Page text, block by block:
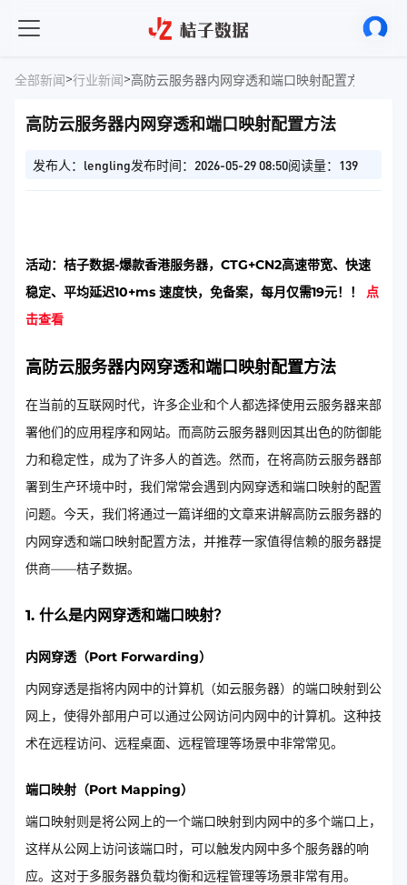
全部新闻>行业新闻>高防云服务器内网穿透和端口映射配置方法
高防云服务器内网穿透和端口映射配置方法
发布人：lengling发布时间：2026-05-29 08:50阅读量：139
活动：桔子数据-爆款香港服务器，CTG+CN2高速带宽、快速
稳定、平均延迟10+ms 速度快，免备案，每月仅需19元！！ 点
击查看
高防云服务器内网穿透和端口映射配置方法
在当前的互联网时代，许多企业和个人都选择使用云服务器来部
署他们的应用程序和网站。而高防云服务器则因其出色的防御能
力和稳定性，成为了许多人的首选。然而，在将高防云服务器部
署到生产环境中时，我们常常会遇到内网穿透和端口映射的配置
问题。今天，我们将通过一篇详细的文章来讲解高防云服务器的
内网穿透和端口映射配置方法，并推荐一家值得信赖的服务器提
供商——桔子数据。
1. 什么是内网穿透和端口映射？
内网穿透（Port Forwarding）
内网穿透是指将内网中的计算机（如云服务器）的端口映射到公
网上，使得外部用户可以通过公网访问内网中的计算机。这种技
术在远程访问、远程桌面、远程管理等场景中非常常见。
端口映射（Port Mapping）
端口映射则是将公网上的一个端口映射到内网中的多个端口上，
这样从公网上访问该端口时，可以触发内网中多个服务器的响
应。这对于多服务器负载均衡和远程管理等场景非常有用。